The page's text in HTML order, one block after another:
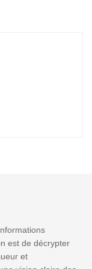
est de décrypter
et